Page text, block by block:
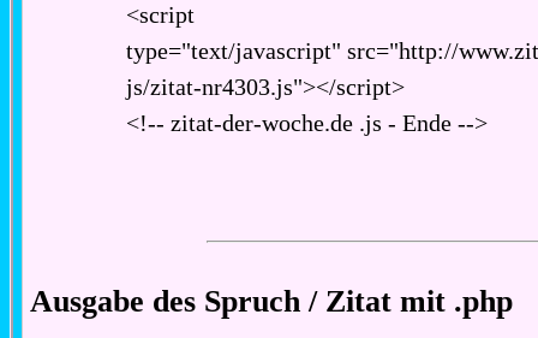
<script
type="text/javascript" src="http://
js/zitat-nr4303.js"></script>
<!-- zitat-der-woche.de .js - Ende -->
Ausgabe des Spruch / Zitat mit .php